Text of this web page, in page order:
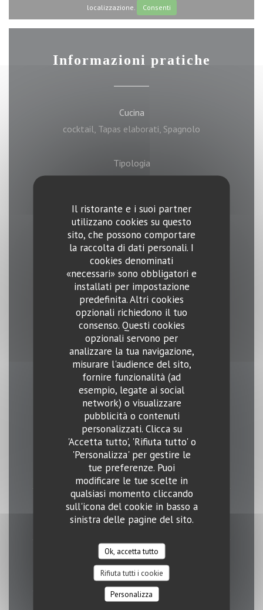
Il ristorante e i suoi partner
utilizzano cookies su questo
sito, che possono comportare
la raccolta di dati personali. I
cookies denominati
«necessari» sono obbligatori e
installati per impostazione
predefinita. Altri cookies
opzionali richiedono il tuo
consenso. Questi cookies
opzionali servono per
analizzare la tua navigazione,
misurare l'audience del sito,
fornire funzionalità (ad
esempio, legate ai social
network) o visualizzare
pubblicità o contenuti
personalizzati. Clicca su
'Accetta tutto', 'Rifiuta tutto' o
'Personalizza' per gestire le
tue preferenze. Puoi
modificare le tue scelte in
qualsiasi momento cliccando
sull'icona del cookie in basso a
sinistra delle pagine del sito.
Ok, accetta tutto
Rifiuta tutti i cookie
Personalizza
localizzazione.
Consenti
Informazioni pratiche
Cucina
cocktail, Tapas elaborati, Spagnolo
Tipologia
Servizi
matrimoni, Live Music / Concerti, Noleggio
Camera, Camera privata, Privatizzazione, Terrazza
coperta, Autentico
Metodo di pagamento
Senza contatto, Buoni pasto, Eurocard /
Mastercard, Contanti, Visa, American Express
Orari
Lunedi
11:30 - 14:00 • 18:00 - 23:00
Mar-Gio
11:30 - 23:00
Venerdi
11:30 - 01:00